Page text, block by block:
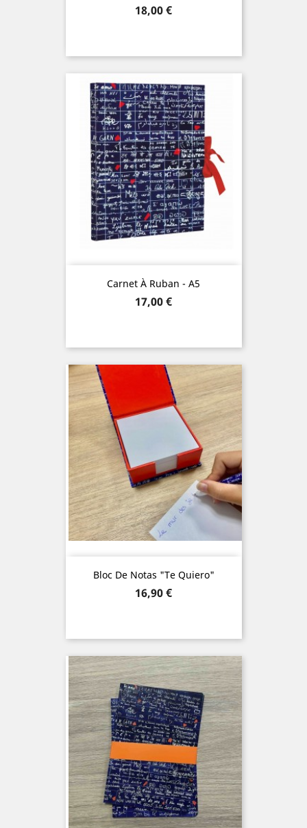
Precio
18,00 €
Carnet À Ruban - A5
Precio
17,00 €
Bloc De Notas "Te Quiero"
Precio
16,90 €